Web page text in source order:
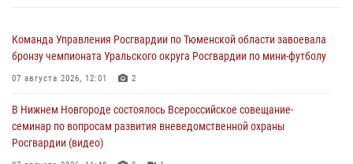
Команда Управления Росгвардии по Тюменской области завоевала
бронзу чемпионата Уральского округа Росгвардии по мини-футболу
07 августа 2026, 12:01 2
В Нижнем Новгороде состоялось Всероссийское совещание-
семинар по вопросам развития вневедомственной охраны
Росгвардии (видео)